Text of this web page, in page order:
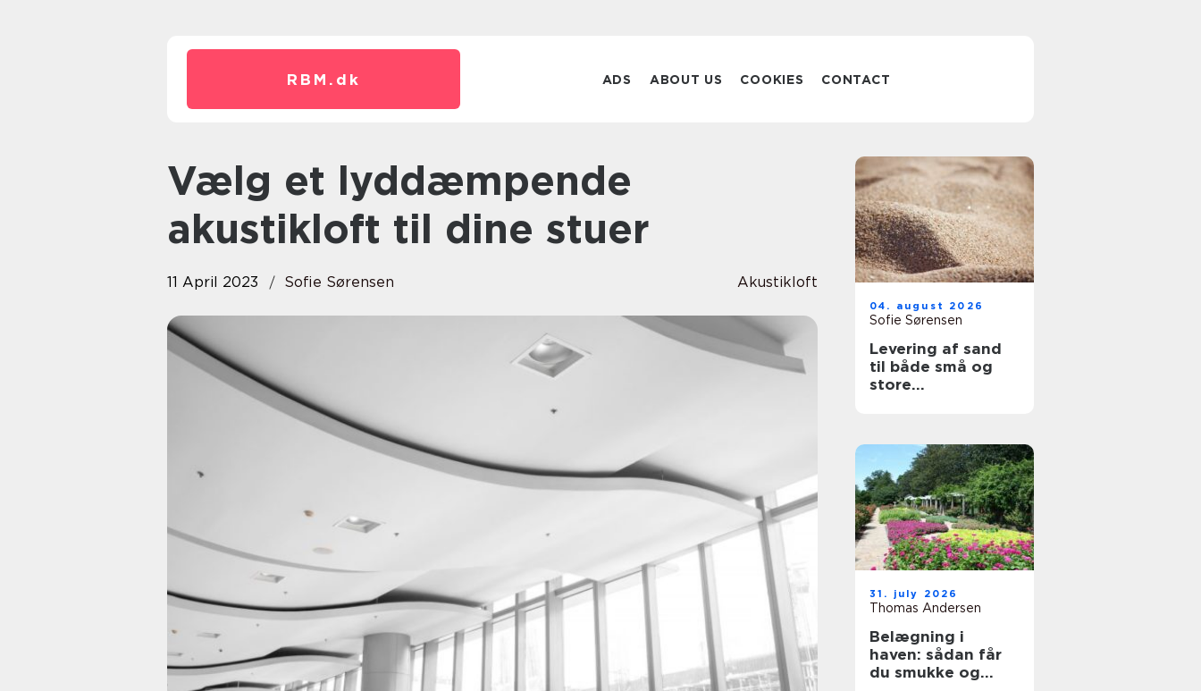
RBM. dk ADS ABOUT US COOKIES CONTACT
Vælg et lyddæmpende
akustikloft til dine stuer
11 April 2023 Sofie Sørensen Akustikloft
04. august 2026
Sofie Sørensen
Levering af sand
til både små og
store
31. july 2026
Thomas Andersen
Belægning i
haven: sådan får
du smukke og